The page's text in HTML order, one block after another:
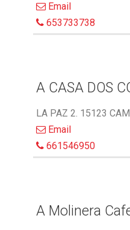
Email
653733738
A CASA DOS
LA PAZ 2. 15123
Email
661546950
A Molinera